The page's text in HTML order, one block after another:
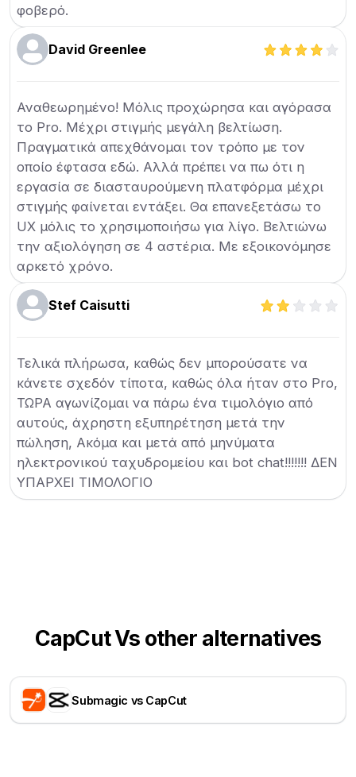
φοβερό.
David Greenlee
Αναθεωρημένο! Μόλις προχώρησα και αγόρασα
το Pro. Μέχρι στιγμής μεγάλη βελτίωση.
Πραγματικά απεχθάνομαι τον τρόπο με τον
οποίο έφτασα εδώ. Αλλά πρέπει να πω ότι η
εργασία σε διασταυρούμενη πλατφόρμα μέχρι
στιγμής φαίνεται εντάξει. Θα επανεξετάσω το
UX μόλις το χρησιμοποιήσω για λίγο. Βελτιώνω
την αξιολόγηση σε 4 αστέρια. Με εξοικονόμησε
αρκετό χρόνο.
Stef Caisutti
Τελικά πλήρωσα, καθώς δεν μπορούσατε να
κάνετε σχεδόν τίποτα, καθώς όλα ήταν στο Pro,
ΤΩΡΑ αγωνίζομαι να πάρω ένα τιμολόγιο από
αυτούς, άχρηστη εξυπηρέτηση μετά την
πώληση, Ακόμα και μετά από μηνύματα
ηλεκτρονικού ταχυδρομείου και bot chat!!!!!!! ΔΕΝ
ΥΠΑΡΧΕΙ ΤΙΜΟΛΟΓΙΟ
CapCut Vs other alternatives
Submagic vs CapCut